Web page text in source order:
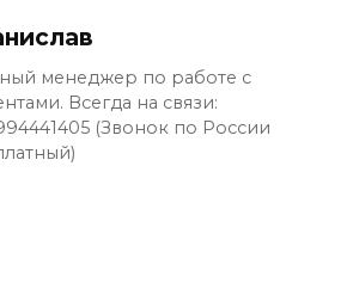
менеджер по работе с
Всегда на связи:
(Звонок по России